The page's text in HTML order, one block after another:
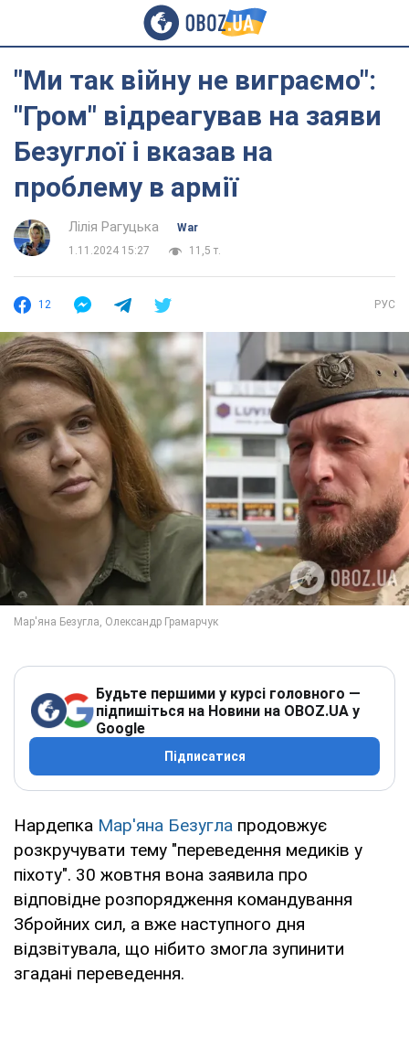
"Ми так війну не виграємо":
"Гром" відреагував на заяви
Безуглої і вказав на
проблему в армії
Лілія Рагуцька
War
1.11.2024 15:27
11,5 т.
12 РУС
Будьте першими у курсі головного —
підпишіться на Новини на OBOZ.UA у
Google
Підписатися
Нардепка Мар'яна Безугла продовжує
розкручувати тему "переведення медиків у
піхоту". 30 жовтня вона заявила про
відповідне розпорядження командування
Збройних сил, а вже наступного дня
відзвітувала, що нібито змогла зупинити
згадані переведення.